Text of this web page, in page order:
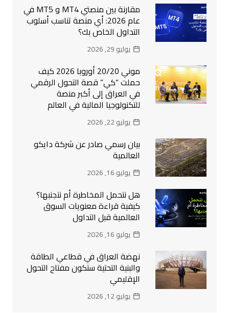
مقارنة بين منصتي MT4 و MT5 في
عام 2026: أي منصة تناسب أسلوب
التداول الخاص بك؟
يوليو 29, 2026
موني 20/20 أوروبا 2026 كيف
حملت “كي” قصة التحول الرقمي
في العراق إلى أكبر منصة
للتكنولوجيا المالية في العالم
يوليو 22, 2026
بيان رسمي صادر عن شركة دايكو
العالمية
يوليو 16, 2026
هل نتحمل المخاطرة أم نتجنبها؟
كيفية قراءة معنويات السوق
العالمية قبل التداول
يوليو 16, 2026
نهضة العراق في قطاعي الطاقة
والبنية التحتية ستكون مفتاح التحول
الإقليمي
يوليو 12, 2026